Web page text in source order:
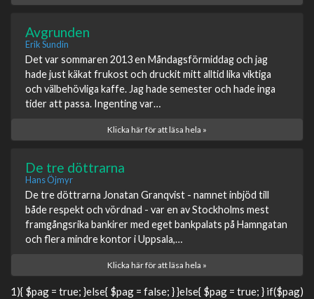
Avgrunden
Erik Sundin
Det var sommaren 2013 en Måndagsförmiddag och jag
hade just käkat frukost och druckit mitt alltid lika viktiga
och välbehövliga kaffe. Jag hade semester och hade inga
tider att passa. Ingenting var…
Klicka här för att läsa hela »
De tre döttrarna
Hans Öjmyr
De tre döttrarna Jonatan Granqvist - namnet inbjöd till
både respekt och vördnad - var en av Stockholms mest
framgångsrika bankirer med eget bankpalats på Hamngatan
och flera mindre kontor i Uppsala,…
Klicka här för att läsa hela »
1){ $pag = true; }else{ $pag = false; } }else{ $pag = true; } if($pag)